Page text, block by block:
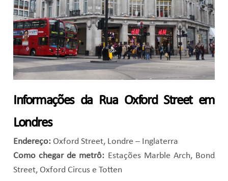
Informações da Rua Oxford Street em
Londres
Endereço:Oxford Street, Londre – Inglaterra
Como chegar de metrô: Estações Marble Arch, Bond
Street, Oxford Circus e Totten